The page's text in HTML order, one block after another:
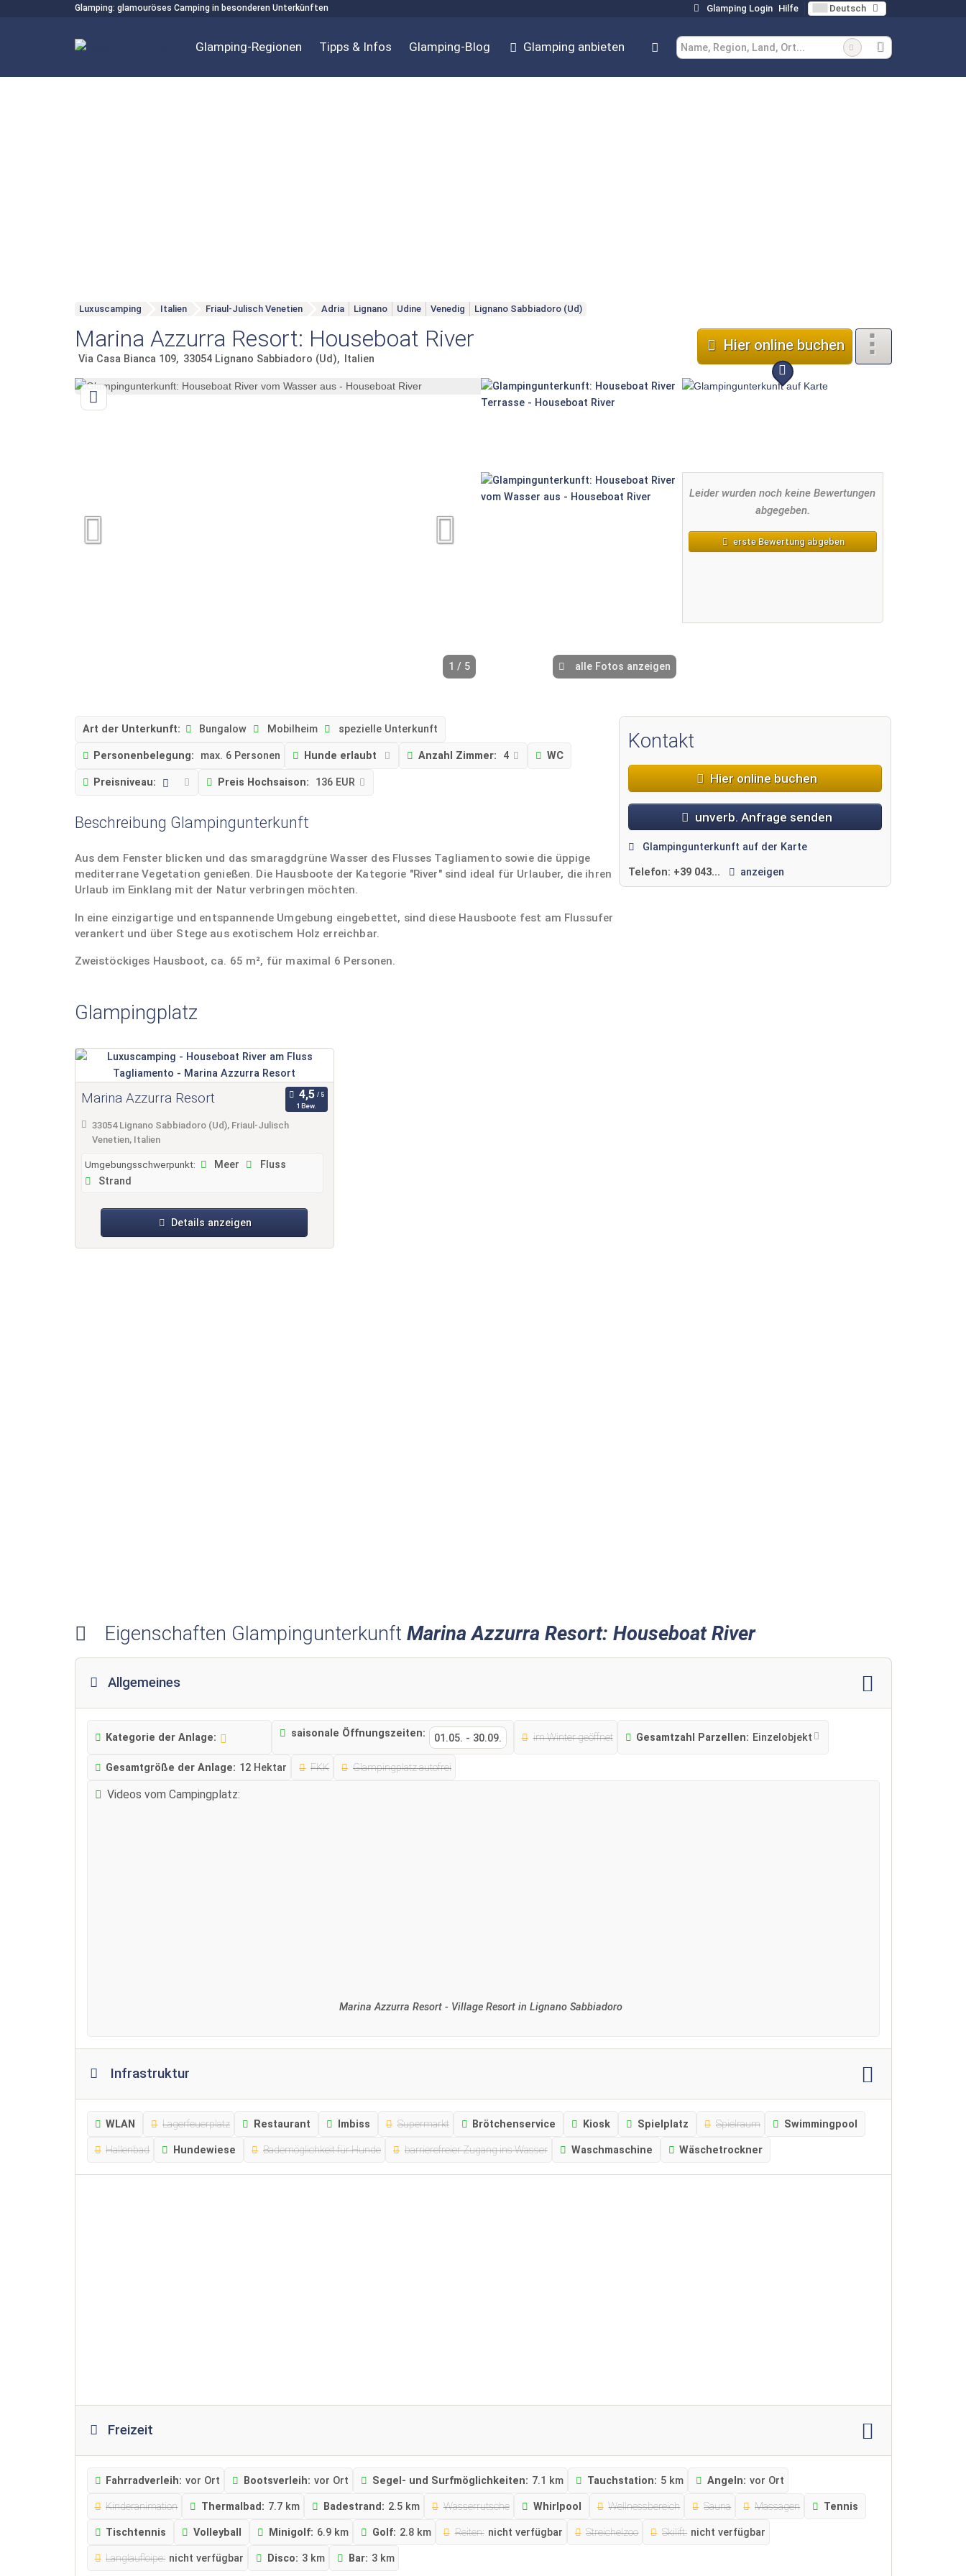
Glamping: glamouröses Camping in besonderen Unterkünften Glamping Login Hilfe Deutsch
Glamping-Regionen Tipps & Infos Glamping-Blog Glamping anbieten
Luxuscamping Italien Friaul-Julisch Venetien Adria Lignano Udine Venedig Lignano Sabbiadoro (Ud)
Marina Azzurra Resort: Houseboat River
Via Casa Bianca 109 33054 Lignano Sabbiadoro (Ud) Italien
Hier online buchen
1 / 5 alle Fotos anzeigen
Leider wurden noch keine Bewertungen
abgegeben.
erste Bewertung abgeben
Art der Unterkunft: Bungalow Mobilheim spezielle Unterkunft
Personenbelegung: max. 6 Personen Hunde erlaubt Anzahl Zimmer: 4 WC
Preisniveau: Preis Hochsaison: 136 EUR
Beschreibung Glampingunterkunft
Aus dem Fenster blicken und das smaragdgrüne Wasser des Flusses Tagliamento sowie die üppige
mediterrane Vegetation genießen. Die Hausboote der Kategorie "River" sind ideal für Urlauber, die ihren
Urlaub im Einklang mit der Natur verbringen möchten.
In eine einzigartige und entspannende Umgebung eingebettet, sind diese Hausboote fest am Flussufer
verankert und über Stege aus exotischem Holz erreichbar.
Zweistöckiges Hausboot, ca. 65 m², für maximal 6 Personen.
Kontakt
Hier online buchen
unverb. Anfrage senden
Glampingunterkunft auf der Karte
Telefon: +39 043... anzeigen
Glampingplatz
Marina Azzurra Resort 1 Bew.
33054 Lignano Sabbiadoro (Ud), Friaul-Julisch
Venetien, Italien
Umgebungsschwerpunkt: Meer
Fluss
Strand
Details anzeigen
Eigenschaften GlampingunterkunftMarina Azzurra Resort: Houseboat River
Allgemeines
Kategorie der Anlage: saisonale Öffnungszeiten: 01.05. - 30.09. im Winter geöffnet Gesamtzahl Parzellen: Einzelobjekt
Gesamtgröße der Anlage: 12 Hektar FKK Glampingplatz autofrei
Videos vom Campingplatz:
Marina Azzurra Resort - Village Resort in Lignano Sabbiadoro
Infrastruktur
WLAN Lagerfeuerplatz Restaurant Imbiss Supermarkt Brötchenservice Kiosk Spielplatz Spielraum Swimmingpool
Hallenbad Hundewiese Bademöglichkeit für Hunde barrierefreier Zugang ins Wasser Waschmaschine Wäschetrockner
Freizeit
Fahrradverleih: vor Ort Bootsverleih: vor Ort Segel- und Surfmöglichkeiten: 7.1 km Tauchstation: 5 km Angeln: vor Ort
Kinderanimation Thermalbad: 7.7 km Badestrand: 2.5 km Wasserrutsche Whirlpool Wellnessbereich Sauna Massagen Tennis
Tischtennis Volleyball Minigolf: 6.9 km Golf: 2.8 km Reiten: nicht verfügbar Streichelzoo Skilift: nicht verfügbar
Langlaufloipe: nicht verfügbar Disco: 3 km Bar: 3 km